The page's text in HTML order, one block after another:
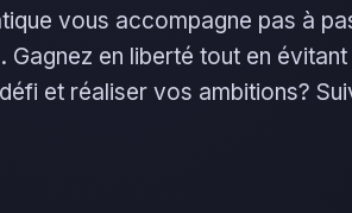
vous accompagne pas à
en liberté tout en
et réaliser vos ambitions?